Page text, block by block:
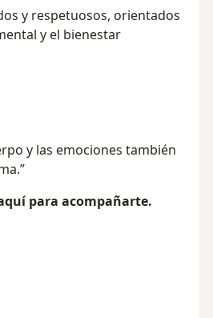
y respetuosos, orientados
y el bienestar
y las emociones también
para acompañarte.